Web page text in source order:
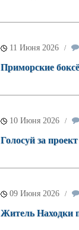
11 Июня 2026 /
Приморские
10 Июня 2026 /
Голосуй за
09 Июня 2026 /
Житель Находки